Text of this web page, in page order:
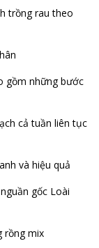
trồng rau theo
gồm những bước
cả tuần liên tục
và hiệu quả
gốc Loài
rồng mix